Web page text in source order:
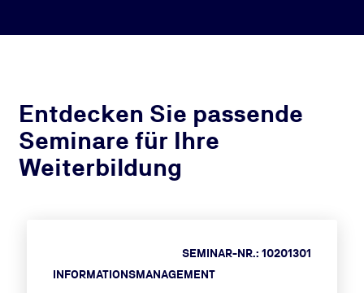
Entdecken Sie passende
Seminare für Ihre
Weiterbildung
INFORMATIONSMANAGEMENT
SEMINAR-NR.: 10201301